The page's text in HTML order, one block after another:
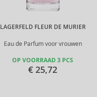
LAGERFELD FLEUR DE MURIER
Eau de Parfum voor vrouwen
OP VOORRAAD 3 PCS
€ 25,72